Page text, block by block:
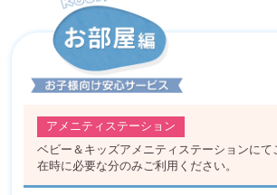
アメニティステーション
ベビー＆キッズアメニティステーションにて
在時に必要な分のみご利用ください。